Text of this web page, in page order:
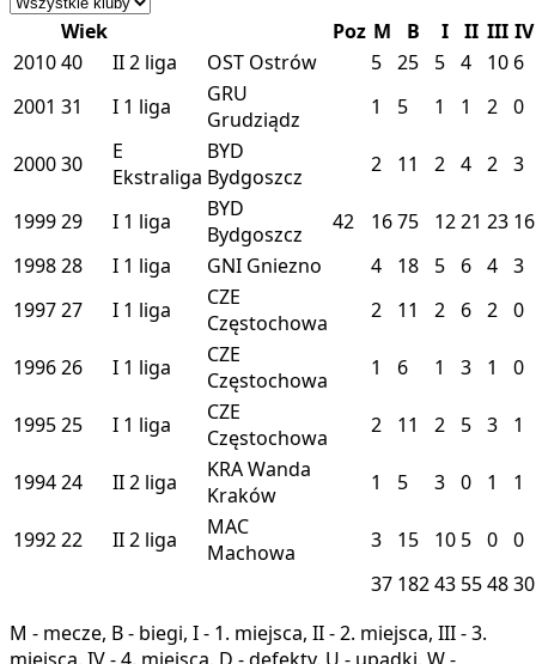
Wiek Poz M B I II III IV
201040 II2 liga OST Ostrów 5 25 5 4 10 6
2001 31 I 1 liga
GRU
Grudziądz
1 5 1 1 2 0
200030
E
Ekstraliga
BYD
Bydgoszcz
2 11 2 4 2 3
199929 I 1 liga
BYD
Bydgoszcz
42 1675 1221 23 16
199828 I 1 liga GNI Gniezno 4 18 5 6 4 3
199727 I 1 liga
CZE
Częstochowa
2 11 2 6 2 0
199626 I 1 liga
CZE
Częstochowa
1 6 1 3 1 0
199525 I 1 liga
CZE
Częstochowa
2 11 2 5 3 1
199424 II2 liga KRAWanda
Kraków
1 5 3 0 1 1
199222 II2 liga
MAC
Machowa
3 15 10 5 0 0
37 18243 554830
M - mecze, B - biegi, I - 1. miejsca, II - 2. miejsca, III - 3.